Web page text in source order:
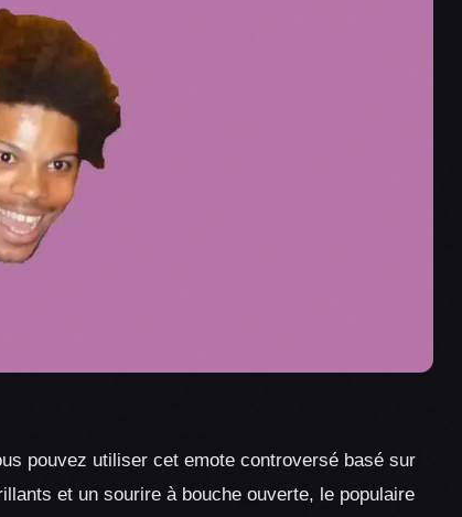
pouvez utiliser cet emote controversé basé sur
et un sourire à bouche ouverte, le populaire